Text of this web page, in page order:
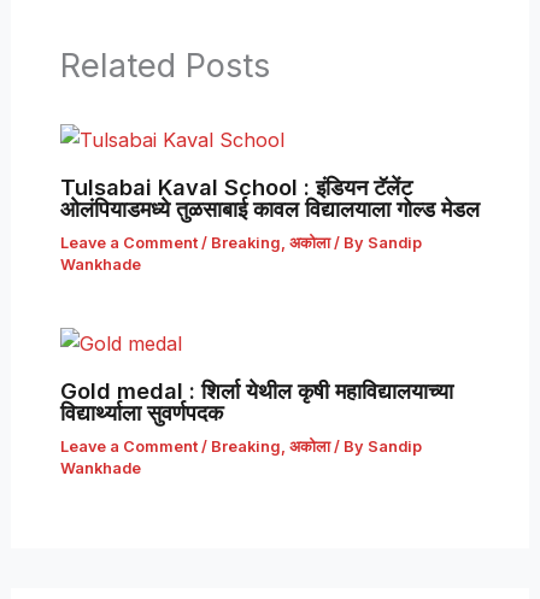
Related Posts
Tulsabai Kaval School : इंडियन टॅलेंट
ओलंपियाडमध्ये तुळसाबाई कावल विद्यालयाला गोल्ड मेडल
Leave a Comment / Breaking, अकोला/ By Sandip
Wankhade
Gold medal : शिर्ला येथील कृषी महाविद्यालयाच्या
विद्यार्थ्याला सुवर्णपदक
Leave a Comment / Breaking अकोला/ By Sandip
Wankhade